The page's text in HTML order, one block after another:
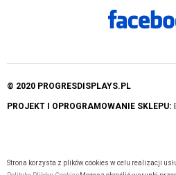
© 2020 PROGRESDISPLAYS.PL
PROJEKT I OPROGRAMOWANIE SKLEPU:
Strona korzysta z plików cookies w celu realizacji